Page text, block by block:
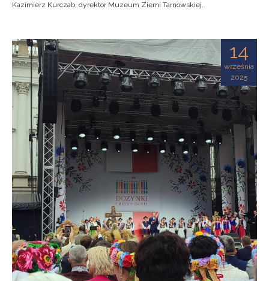
Kazimierz Kurczab, dyrektor Muzeum Ziemi Tarnowskiej.
14
września
2025